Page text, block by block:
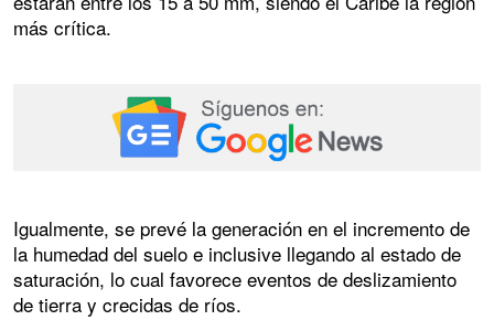
más crítica.
Igualmente, se prevé la generación en el incremento de
la humedad del suelo e inclusive llegando al estado de
saturación, lo cual favorece eventos de deslizamiento
de tierra y crecidas de ríos.